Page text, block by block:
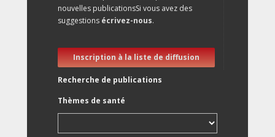
nouvelles publicationsSi vous avez des
suggestions écrivez-nous.
Inscription à la liste de diffusion
Recherche de publications
Thèmes de santé